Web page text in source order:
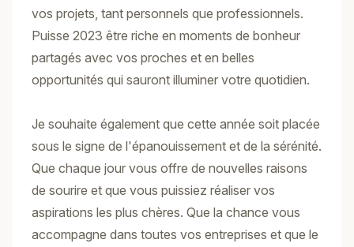
vos projets, tant personnels que professionnels.
Puisse 2023 être riche en moments de bonheur
partagés avec vos proches et en belles
opportunités qui sauront illuminer votre quotidien.
Je souhaite également que cette année soit placée
sous le signe de l'épanouissement et de la sérénité.
Que chaque jour vous offre de nouvelles raisons
de sourire et que vous puissiez réaliser vos
aspirations les plus chères. Que la chance vous
accompagne dans toutes vos entreprises et que le